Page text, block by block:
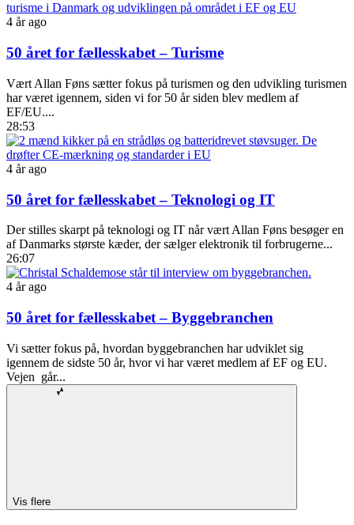
4 år ago
50 året for fællesskabet – Turisme
Vært Allan Føns sætter fokus på turismen og den udvikling turismen
har været igennem, siden vi for 50 år siden blev medlem af
EF/EU....
28:53
4 år ago
50 året for fællesskabet – Teknologi og IT
Der stilles skarpt på teknologi og IT når vært Allan Føns besøger en
af Danmarks største kæder, der sælger elektronik til forbrugerne...
26:07
4 år ago
50 året for fællesskabet – Byggebranchen
Vi sætter fokus på, hvordan byggebranchen har udviklet sig
igennem de sidste 50 år, hvor vi har været medlem af EF og EU.
Vejen går...
Vis flere